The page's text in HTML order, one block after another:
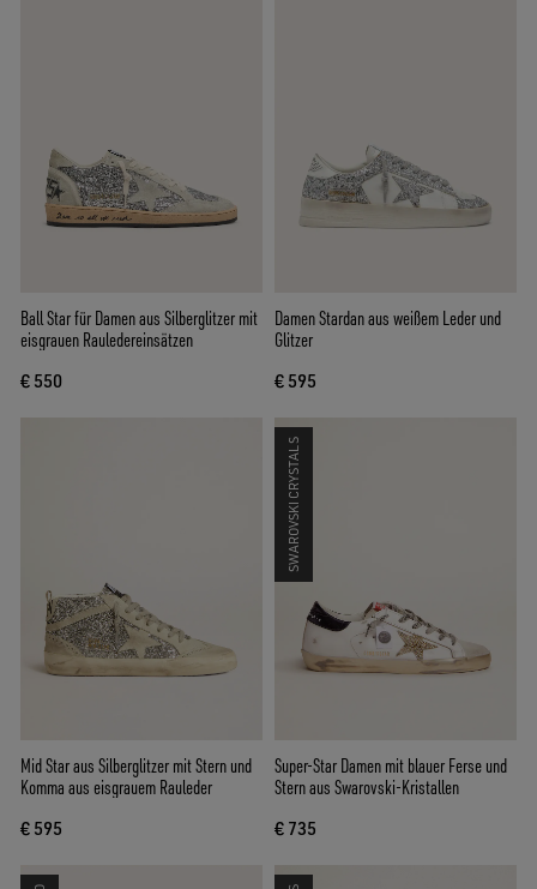
Ball Star für Damen aus Silberglitzer mit
eisgrauen Rauledereinsätzen
€ 550
Damen Stardan aus weißem Leder und
Glitzer
€ 595
Mid Star aus Silberglitzer mit Stern und
Komma aus eisgrauem Rauleder
€ 595
SWAROVSKI CRYSTALS
Super-Star Damen mit blauer Ferse und
Stern aus Swarovski-Kristallen
€ 735